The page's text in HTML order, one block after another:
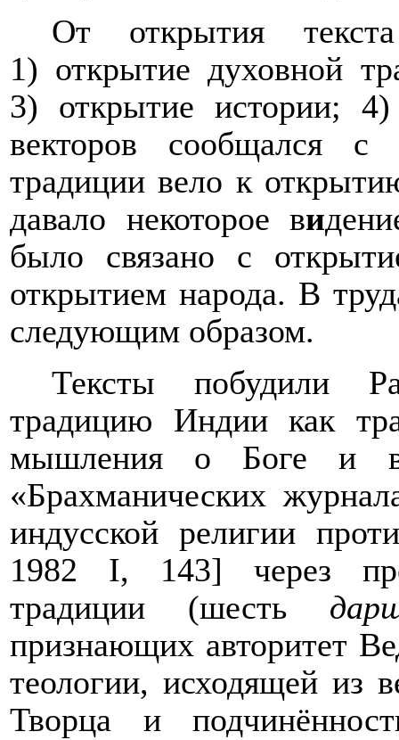
От открытия
1) открытие духовной
3) открытие истории;
векторов сообщался с
традиции вело к
давало некоторое ви
было связано с
открытием народа. В
следующим образом.
Тексты побудили
традицию Индии как
мышления о Боге и
«Брахманических
индусской религии
1982 I, 143] через
традиции (шесть
признающих авторитет
теологии, исходящей из
Творца и